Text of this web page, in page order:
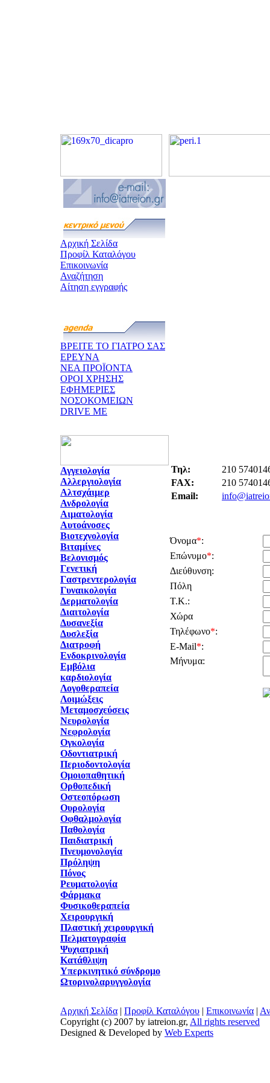
Αρχική Σελίδα
Προφίλ Καταλόγου
Επικοινωνία
Αναζήτηση
Αίτηση εγγραφής
ΒΡΕΙΤΕ ΤΟ ΓΙΑΤΡΟ ΣΑΣ
ΕΡΕΥΝΑ
ΝΕΑ ΠΡΟΪΟΝΤΑ
ΟΡΟΙ ΧΡΗΣΗΣ
ΕΦΗΜΕΡΙΕΣ
ΝΟΣΟΚΟΜΕΙΩΝ
DRIVE ME
Αγγειολογία
Αλλεργιολογία
Αλτσχάιμερ
Ανδρολογία
Αιματολογία
Αυτοάνοσες
Βιοτεχνολογία
Βιταμίνες
Βελονισμός
Γενετική
Γαστρεντερολογία
Γυναικολογία
Δερματολογία
Διαιτολογία
Δυσανεξία
Δυσλεξία
Διατροφή
Ενδοκρινολογία
Εμβόλια
καρδιολογία
Λογοθεραπεία
Λοιμώξεις
Μεταμοσχεύσεις
Νευρολογία
Νεφρολογία
Ογκολογία
Οδοντιατρική
Περιοδοντολογία
Ομοιοπαθητική
Ορθοπεδική
Οστεοπόρωση
Ουρολογία
Οφθαλμολογία
Παθολογία
Παιδιατρική
Πνευμονολογία
Πρόληψη
Πόνος
Ρευματολογία
Φάρμακα
Φυσικοθεραπεία
Χειρουργική
Πλαστική χειρουργική
Πελματογραφία
Ψυχιατρική
Κατάθλιψη
Υπερκινητικό σύνδρομο
Ωτορινολαρυγγολογία
Τηλ:
210
FAX:
210
Email:
Όνομα*:
Επώνυμο*:
Διεύθυνση:
Πόλη
Τ.Κ.:
Χώρα
Τηλέφωνο*:
E-Mail*:
Μήνυμα:
Αρχική Σελίδα | Προφίλ Καταλόγου | Επικοινωνία |
Copyright (c) 2007 by iatreion.gr, All rights reserved
Designed & Developed by Web Experts